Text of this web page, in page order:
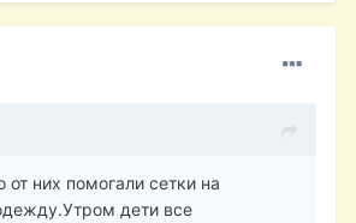
них помогали сетки на
дети все